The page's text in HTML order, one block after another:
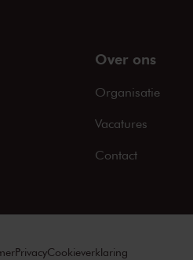
Over ons
Organisatie
Vacatures
Contact
PrivacyCookieverklaring